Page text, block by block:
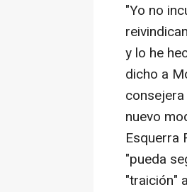
"Yo no
y lo he
dicho a
nuevo
Esquerra
"pueda
"traición"